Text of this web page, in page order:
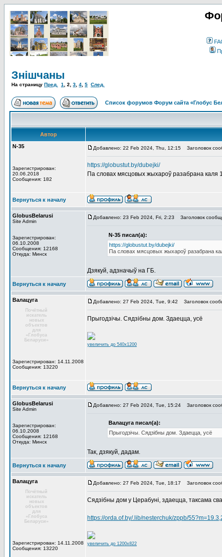
Знішчаны
На страницу Пред. 1 2 3 4 5 След.
Список форумов Форум сайта «Глобус
Автор
N-35
Зарегистрирован:
20.06.2018
Сообщения: 182
Добавлено: 22 Feb 2024, Thu, 12:15 Заголовок
https://globustut.by/dubejki/
Па словах мясцовых жыхароў разабрана каля
Вернуться к началу
GlobusBelarusi
Site Admin
Зарегистрирован:
06.10.2008
Сообщения: 12168
Откуда: Минск
Добавлено: 23 Feb 2024, Fri, 2:23 Заголовок
N-35 писал(а):
https://globustut.by/dubejki/
Па словах мясцовых жыхароў разабрана
Дзякуй, адзначыў на ГБ.
Вернуться к началу
Валацуга
Почётный
искатель
новых
объектов
для
«Глобуса
Беларуси»
Зарегистрирован: 14.11.2008
Сообщения: 13220
Добавлено: 27 Feb 2024, Tue, 9:42 Заголовок
Прыгодзічы. Сядзібны дом. Здаецца, усё
увеличить до 540x1200
Вернуться к началу
GlobusBelarusi
Site Admin
Зарегистрирован:
06.10.2008
Сообщения: 12168
Откуда: Минск
Добавлено: 27 Feb 2024, Tue, 15:24 Заголовок
Валацуга писал(а):
Прыгодзічы. Сядзібны дом. Здаецца, усё
Так, дзякуй, дадам.
Вернуться к началу
Валацуга
Почётный
искатель
новых
объектов
для
«Глобуса
Беларуси»
Зарегистрирован: 14.11.2008
Сообщения: 13220
Добавлено: 27 Feb 2024, Tue, 18:17 Заголовок
Сядзібны дом у Церабуні, здаецца, таксама
https://orda.of.by/.lib/nesterchuk/zppb/
увеличить до 1200x822